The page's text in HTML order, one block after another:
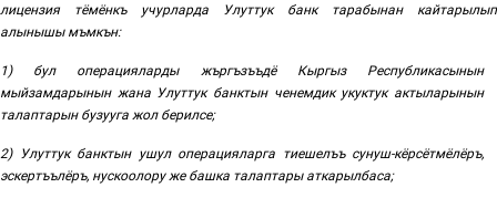
лицензия тёмёнкъ учурларда Улуттук банк тарабынан кайтарылып
алынышы мъмкън:
1) бул операцияларды жъргъзъъдё Кыргыз Республикасынын
мыйзамдарынын жана Улуттук банктын ченемдик укуктук актыларынын
талаптарын бузууга жол берилсе;
2) Улуттук банктын ушул операцияларга тиешелъъ сунуш-кёрсётмёлёръ,
эскертъълёръ, нускоолору же башка талаптары аткарылбаса;